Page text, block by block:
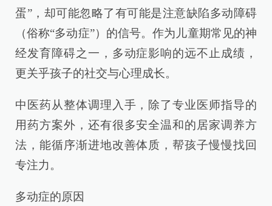
蛋”，却可能忽略了有可能是注意缺陷多动障碍
（俗称“多动症”）的信号。作为儿童期常见的神
经发育障碍之一，多动症影响的远不止成绩，
更关乎孩子的社交与心理成长。
中医药从整体调理入手，除了专业医师指导的
用药方案外，还有很多安全温和的居家调养方
法，能循序渐进地改善体质，帮孩子慢慢找回
专注力。
多动症的原因